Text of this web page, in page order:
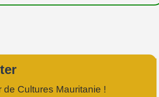
Cultures Mauritanie !